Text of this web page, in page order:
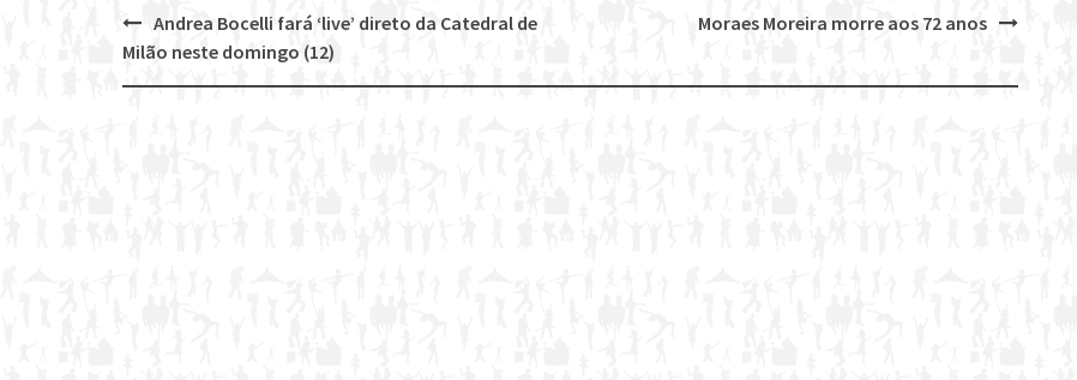
Post
navigation
Moraes Moreira morre aos 72 anos
Andrea Bocelli fará ‘live’ direto da Catedral de
Milão neste domingo (12)